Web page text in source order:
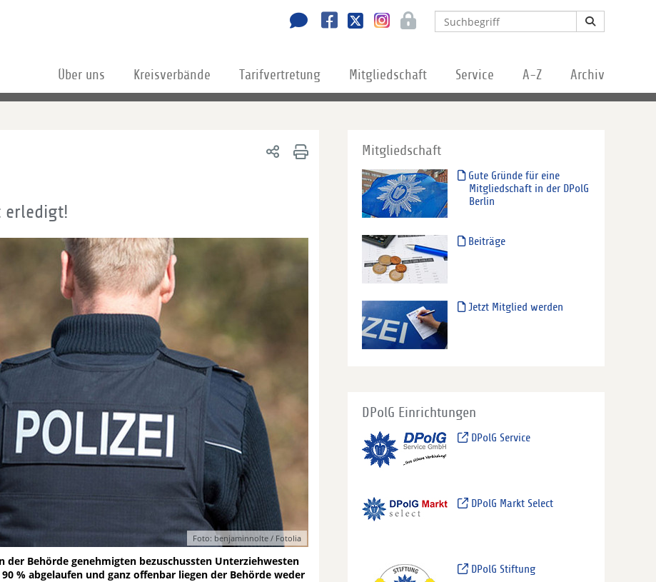
Über uns Kreisverbände Tarifvertretung Mitgliedschaft Service A-Z Archiv
erledigt!
Foto: benjaminnolte / Fotolia
der Behörde genehmigten bezuschussten Unterziehwesten
% abgelaufen und ganz offenbar liegen der Behörde weder
Mitgliedschaft
Gute Gründe für eine
Mitgliedschaft in der DPolG
Berlin
Beiträge
Jetzt Mitglied werden
DPolG Einrichtungen
DPolG Service
DPolG Markt Select
DPolG Stiftung